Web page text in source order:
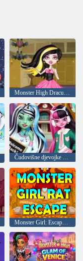
Monster High Draculaura
Čudovišne djevojke su se vratile u školu
Monster Girl: Escape of the Rat